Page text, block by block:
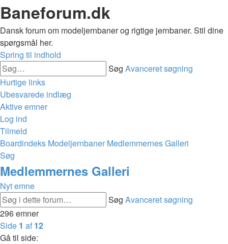
Baneforum.dk
Dansk forum om modeljernbaner og rigtige jernbaner. Stil dine
spørgsmål her.
Spring til indhold
Søg Avanceret søgning
Hurtige links
Ubesvarede indlæg
Aktive emner
Log ind
Tilmeld
Boardindeks Modeljernbaner Medlemmernes Galleri
Søg
Medlemmernes Galleri
Nyt emne
Søg Avanceret søgning
296 emner
Side 1 af 12
Gå til side: